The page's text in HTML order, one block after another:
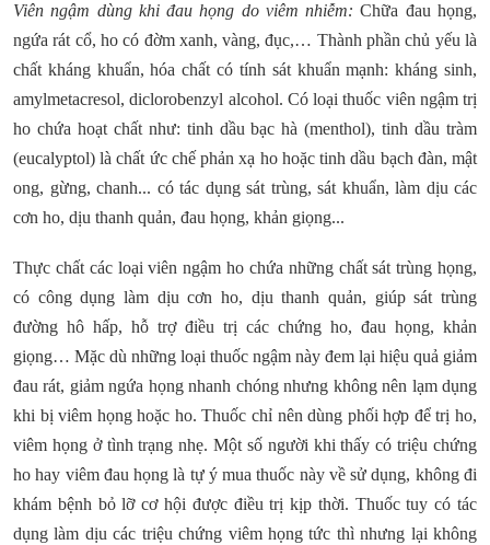
Viên ngậm dùng khi đau họng do viêm nhiễm: Chữa đau họng,
ngứa rát cổ, ho có đờm xanh, vàng, đục,… Thành phần chủ yếu là
chất kháng khuẩn, hóa chất có tính sát khuẩn mạnh: kháng sinh,
amylmetacresol, diclorobenzyl alcohol. Có loại thuốc viên ngậm trị
ho chứa hoạt chất như: tinh dầu bạc hà (menthol), tinh dầu tràm
(eucalyptol) là chất ức chế phản xạ ho hoặc tinh dầu bạch đàn, mật
ong, gừng, chanh... có tác dụng sát trùng, sát khuẩn, làm dịu các
cơn ho, dịu thanh quản, đau họng, khản giọng...
Thực chất các loại viên ngậm ho chứa những chất sát trùng họng,
có công dụng làm dịu cơn ho, dịu thanh quản, giúp sát trùng
đường hô hấp, hỗ trợ điều trị các chứng ho, đau họng, khản
giọng… Mặc dù những loại thuốc ngậm này đem lại hiệu quả giảm
đau rát, giảm ngứa họng nhanh chóng nhưng không nên lạm dụng
khi bị viêm họng hoặc ho. Thuốc chỉ nên dùng phối hợp để trị ho,
viêm họng ở tình trạng nhẹ. Một số người khi thấy có triệu chứng
ho hay viêm đau họng là tự ý mua thuốc này về sử dụng, không đi
khám bệnh bỏ lỡ cơ hội được điều trị kịp thời. Thuốc tuy có tác
dụng làm dịu các triệu chứng viêm họng tức thì nhưng lại không